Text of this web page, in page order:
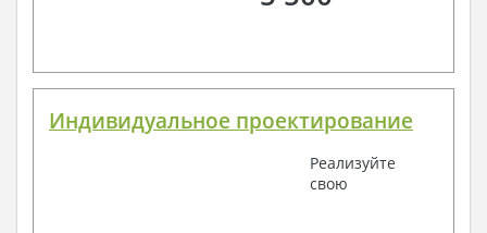
Индивидуальное проектирование
Реализуйте
свою